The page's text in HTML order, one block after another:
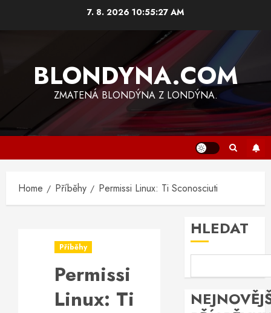
7. 8. 2026 10:55:28 AM
BLONDYNA.COM
ZMATENÁ BLONDÝNA Z LONDÝNA.
Home Příběhy Permissi Linux: Ti Sconosciuti
Příběhy
Permissi
Linux: Ti
HLEDAT